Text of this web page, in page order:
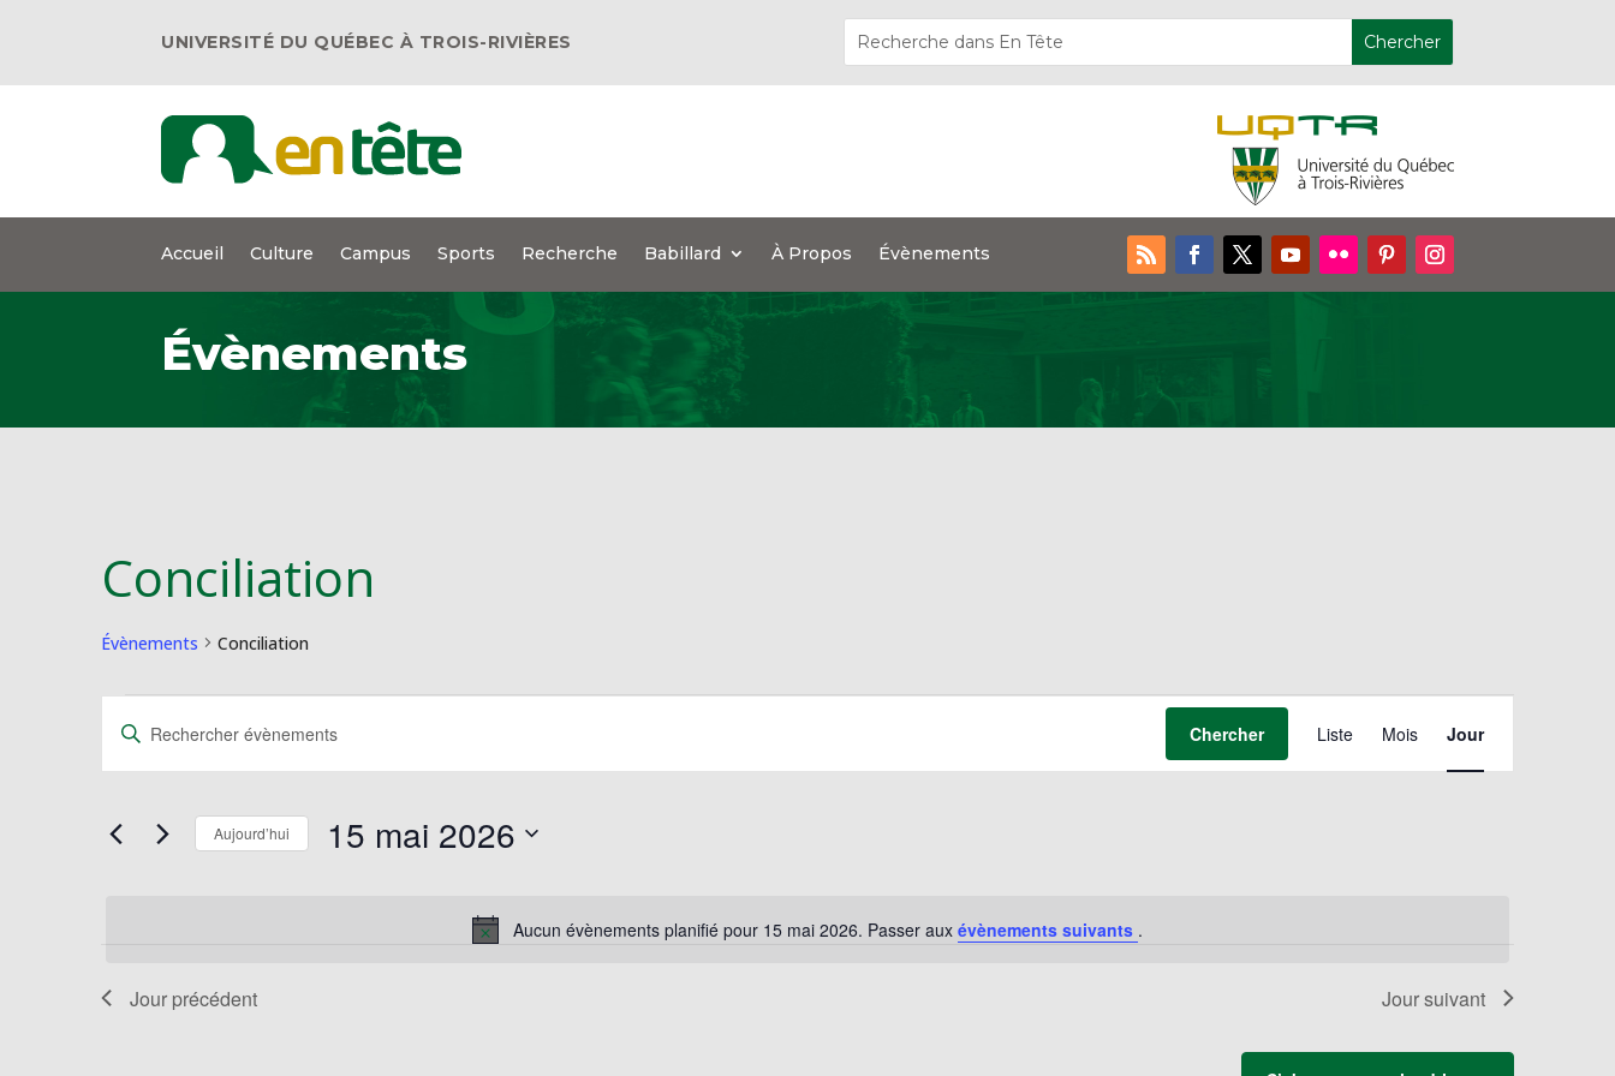
UNIVERSITÉ DU QUÉBEC À TROIS-RIVIÈRES
Accueil Culture Campus Sports Recherche Babillard À Propos Évènements
Évènements
Conciliation
Évènements Conciliation
Évènements
for
15
2026
Notice
Aucun évènements planifié pour 15 mai 2026. Passer aux évènements suivants .
et
navigation
vues
Saisir
mot-
clé.
Évènements
Chercher
Navigation
de
Liste Mois Jour
Aujourd’hui 15 mai 2026
Jour précédent Jour suivant